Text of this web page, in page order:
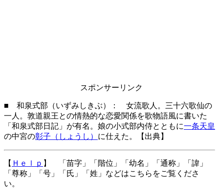
スポンサーリンク
■ 和泉式部（いずみしきぶ）： 女流歌人。三十六歌仙の
一人。敦道親王との情熱的な恋愛関係を歌物語風に書いた
「和泉式部日記」が有名。娘の小式部内侍とともに一条天皇
の中宮の彰子（しょうし） に仕えた。【 出典】
【 Ｈｅｌｐ 】 「苗字」「階位」「幼名」「通称」「諱」
「尊称」「号」「氏」「姓」などはこちらをご覧くださ
い。